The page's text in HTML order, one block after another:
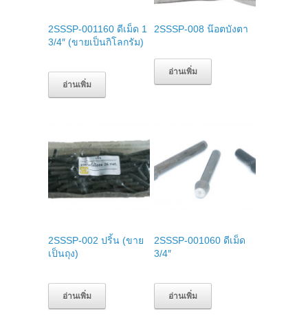
2SSSP-001160 ดีเม็ด 1
3/4″ (ขายเป็นกิโลกรัม)
อ่านเพิ่ม
2SSSP-008 น๊อตบังตา
อ่านเพิ่ม
2SSSP-002 ปริ้น (ขาย
เป็นถุง)
อ่านเพิ่ม
2SSSP-001060 ดีเม็ด
3/4″
อ่านเพิ่ม